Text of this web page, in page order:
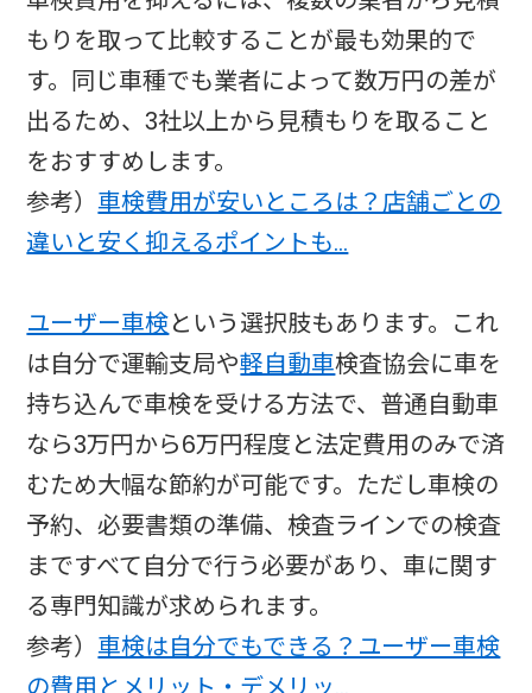
もりを取って比較することが最も効果的で
す。同じ車種でも業者によって数万円の差が
出るため、3社以上から見積もりを取ること
をおすすめします。
参考）車検費用が安いところは？店舗ごとの
違いと安く抑えるポイントも…
ユーザー車検という選択肢もあります。これ
は自分で運輸支局や軽自動車検査協会に車を
持ち込んで車検を受ける方法で、普通自動車
なら3万円から6万円程度と法定費用のみで済
むため大幅な節約が可能です。ただし車検の
予約、必要書類の準備、検査ラインでの検査
まですべて自分で行う必要があり、車に関す
る専門知識が求められます。
参考）車検は自分でもできる？ユーザー車検